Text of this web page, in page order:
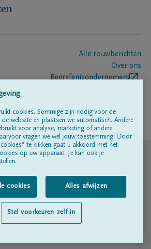
Alle rouwberichten
Over ons
Begrafenisondernemers
© DELA
Gebruiksvoorwaarden
Privacyverklaring
Toegankelijkheidsverklaring
cookies. Sommige zijn nodig voor de
de website en plaatsen we automatisch. Andere
voor analyse, marketing of andere
vragen we wél jouw toestemming. Door
te klikken gaat u akkoord met het
op uw apparaat. Je kan ook je
cookies Alles afwijzen
Stel voorkeuren zelf in